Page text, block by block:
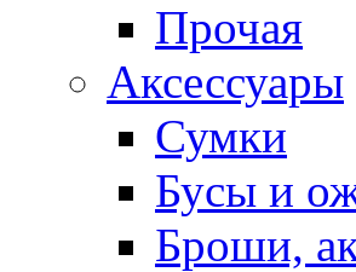
Прочая
Аксессуары
Сумки
Бусы и
Броши,